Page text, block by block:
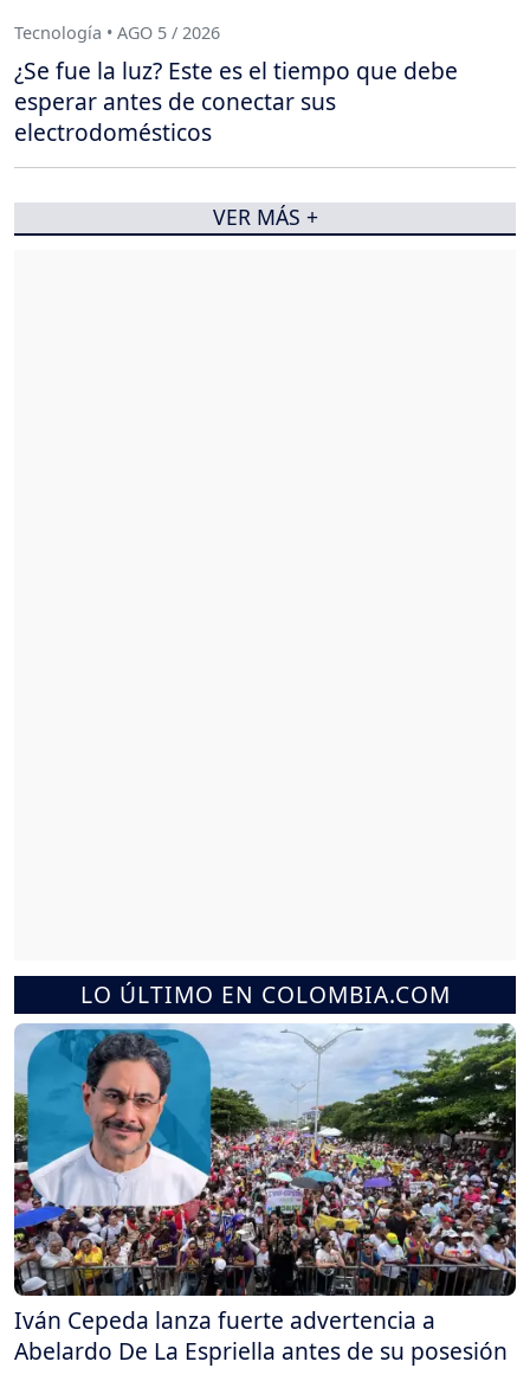
LO ÚLTIMO EN COLOMBIA.COM
Iván Cepeda lanza fuerte advertencia a
Abelardo De La Espriella antes de su posesión
Tecnología • AGO 5 / 2026
¿Se fue la luz? Este es el tiempo que debe
esperar antes de conectar sus
electrodomésticos
VER MÁS +